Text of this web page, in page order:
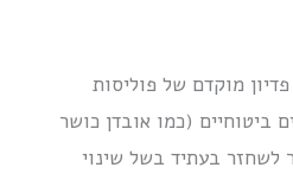
מוקדם של פוליסות
ביטוחיים (כמו אובדן כושר
לשחזר בעתיד בשל שינוי